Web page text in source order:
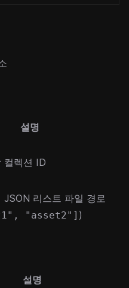
설명
컬렉션 ID
JSON 리스트 파일 경로
"asset2"] )
설명